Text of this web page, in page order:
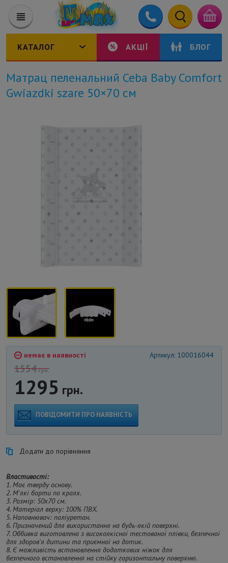
КАТАЛОГ АКЦІЇ БЛОГ
Матрац пеленальний Ceba Baby Comfort
Gwiazdki szare 50×70 см
немає в наявності Артикул: 100016044
1554грн.
1295 грн.
ПОВІДОМИТИ ПРО НАЯВНІСТЬ
Додати до порівняння
Властивості:
1. Має тверду основу.
2. М'які борти по краях.
3. Розмір: 50x70 см.
4. Матеріал верху: 100% ПВХ.
5. Наповнювач: поліуретан.
6. Призначений для використання на будь-якій поверхні.
7. Оббивка виготовлена ​​з високоякісної тестованої плівки, безпечної
для здоров'я дитини та приємної на дотик.
8. Є можливість встановлення додаткових ніжок для
безпечного встановлення на стійку горизонтальну поверхню.